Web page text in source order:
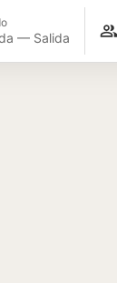
— Salida